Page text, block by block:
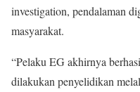
investigation, pendalaman
masyarakat.
“Pelaku EG akhirnya
dilakukan penyelidikan